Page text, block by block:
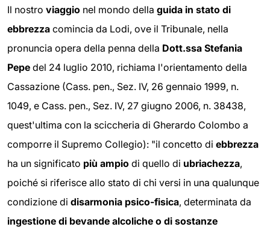
Il nostro viaggio nel mondo della guida in stato di
ebbrezza comincia da Lodi, ove il Tribunale, nella
pronuncia opera della penna della Dott.ssa Stefania
Pepe del 24 luglio 2010, richiama l'orientamento della
Cassazione (Cass. pen., Sez. IV, 26 gennaio 1999, n.
1049, e Cass. pen., Sez. IV, 27 giugno 2006, n. 38438,
quest'ultima con la sciccheria di Gherardo Colombo a
comporre il Supremo Collegio): "il concetto di ebbrezza
ha un significato più ampio di quello di ubriachezza,
poiché si riferisce allo stato di chi versi in una qualunque
condizione di disarmonia psico-fisica, determinata da
ingestione di bevande alcoliche o di sostanze